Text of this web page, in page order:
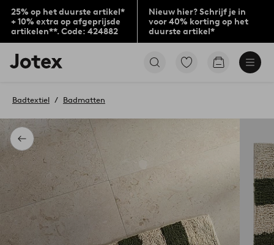
25% op het duurste artikel*
+ 10% extra op afgeprijsde
artikelen**. Code: 424882
Nieuw hier? Schrijf je in
voor 40% korting op het
duurste artikel*
Jotex
logo
to
home
page
Ga
Go
Terug
Badtextiel Badmatten